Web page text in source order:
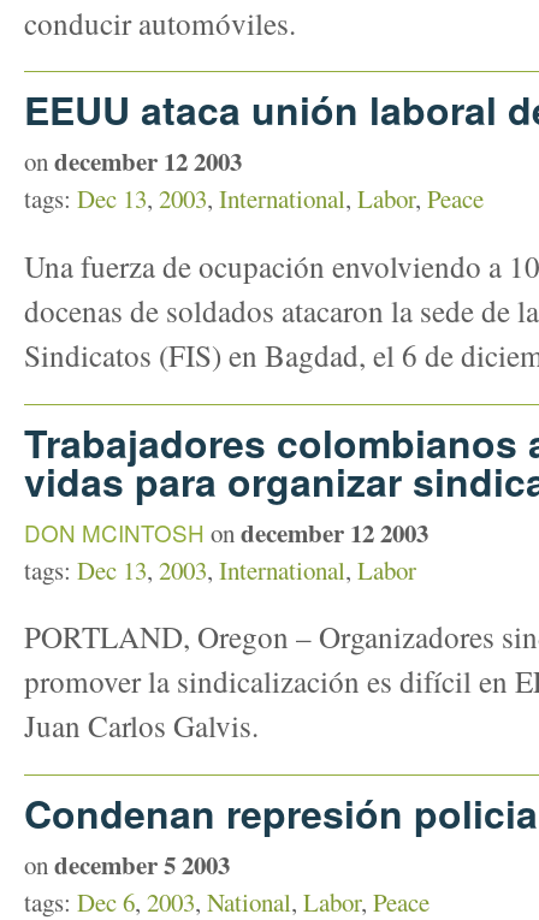
conducir automóviles.
EEUU ataca unión laboral
ondecember 12 2003
tags: Dec 13, 2003, International, Labor, Peace
Una fuerza de ocupación envolviendo a
docenas de soldados atacaron la sede de
Sindicatos (FIS) en Bagdad, el 6 de
Trabajadores colombianos
vidas para organizar
DON MCINTOSH on december 12 2003
tags: Dec 13, 2003, International, Labor
PORTLAND, Oregon – Organizadores
promover la sindicalización es difícil en
Juan Carlos Galvis.
Condenan represión
ondecember 5 2003
tags: Dec 6, 2003, National, Labor, Peace